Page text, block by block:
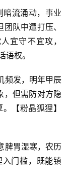
流涌动，事业
队中遭打压、
宜守不宜攻，
语权。
频发，明年甲辰
，但需防对方隐
【粉晶狐狸】
脾胃湿寒，农历
门槛，既能镇